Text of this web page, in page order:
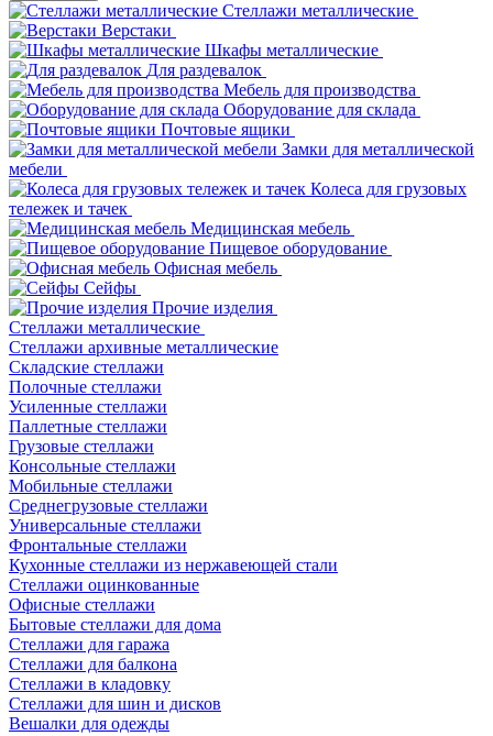
Стеллажи металлические
Верстаки
Шкафы металлические
Для раздевалок
Мебель для производства
Оборудование для склада
Почтовые ящики
Замки для металлической
мебели
Колеса для грузовых
тележек и тачек
Медицинская мебель
Пищевое оборудование
Офисная мебель
Сейфы
Прочие изделия
Стеллажи металлические
Cтеллажи архивные металлические
Складские стеллажи
Полочные стеллажи
Усиленные стеллажи
Паллетные стеллажи
Грузовые стеллажи
Консольные стеллажи
Мобильные стеллажи
Среднегрузовые стеллажи
Универсальные стеллажи
Фронтальные стеллажи
Кухонные стеллажи из нержавеющей стали
Стеллажи оцинкованные
Офисные стеллажи
Бытовые стеллажи для дома
Стеллажи для гаража
Стеллажи для балкона
Стеллажи в кладовку
Стеллажи для шин и дисков
Вешалки для одежды